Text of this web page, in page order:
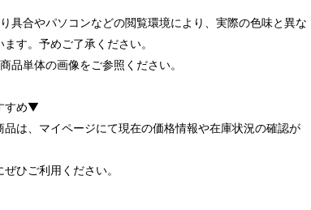
具合やパソコンなどの閲覧環境により、実際の色味と異な
す。予めご了承ください。
品単体の画像をご参照ください。
すめ▼
品は、マイページにて現在の価格情報や在庫状況の確認が
ひご利用ください。